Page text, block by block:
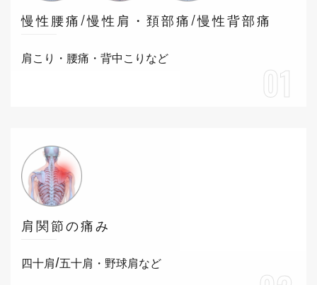
慢性腰痛/慢性肩・頚部痛/慢性背部痛
肩こり・腰痛・背中こりなど
01
肩関節の痛み
四十肩/五十肩・野球肩など